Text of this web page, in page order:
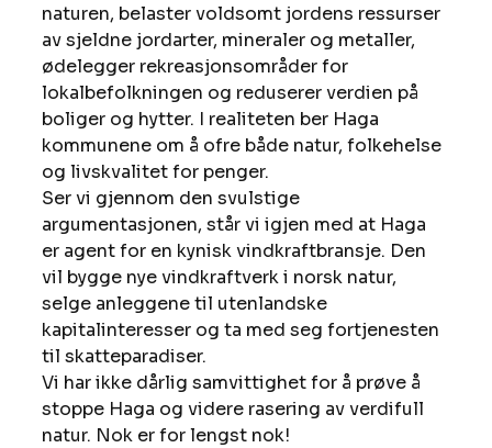
naturen, belaster voldsomt jordens ressurser
av sjeldne jordarter, mineraler og metaller,
ødelegger rekreasjonsområder for
lokalbefolkningen og reduserer verdien på
boliger og hytter. I realiteten ber Haga
kommunene om å ofre både natur, folkehelse
og livskvalitet for penger.
Ser vi gjennom den svulstige
argumentasjonen, står vi igjen med at Haga
er agent for en kynisk vindkraftbransje. Den
vil bygge nye vindkraftverk i norsk natur,
selge anleggene til utenlandske
kapitalinteresser og ta med seg fortjenesten
til skatteparadiser.
Vi har ikke dårlig samvittighet for å prøve å
stoppe Haga og videre rasering av verdifull
natur. Nok er for lengst nok!